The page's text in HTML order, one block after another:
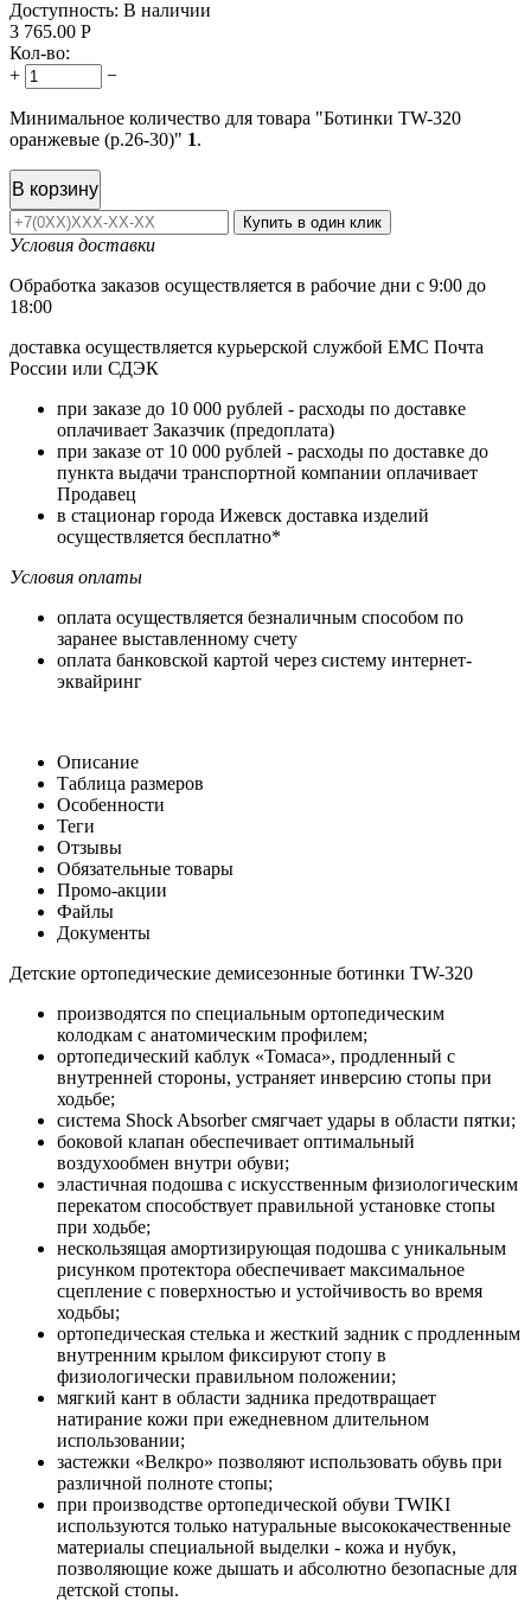
Доступность: В наличии
3 765.00 Р
Кол-во:
+
−
Минимальное количество для товара "Ботинки TW-320
оранжевые (р.26-30)" 1.
В корзину
Купить в один клик
Условия доставки
Обработка заказов осуществляется в рабочие дни с 9:00 до
18:00
доставка осуществляется курьерской службой ЕМС Почта
России или СДЭК
при заказе до 10 000 рублей - расходы по доставке
оплачивает Заказчик (предоплата)
при заказе от 10 000 рублей - расходы по доставке до
пункта выдачи транспортной компании оплачивает
Продавец
в стационар города Ижевск доставка изделий
осуществляется бесплатно*
Условия оплаты
оплата осуществляется безналичным способом по
заранее выставленному счету
оплата банковской картой через систему интернет-
эквайринг
Описание
Таблица размеров
Особенности
Теги
Отзывы
Обязательные товары
Промо-акции
Файлы
Документы
Детские ортопедические демисезонные ботинки TW-320
производятся по специальным ортопедическим
колодкам с анатомическим профилем;
ортопедический каблук «Томаса», продленный с
внутренней стороны, устраняет инверсию стопы при
ходьбе;
система Shock Absorber смягчает удары в области пятки;
боковой клапан обеспечивает оптимальный
воздухообмен внутри обуви;
эластичная подошва с искусственным физиологическим
перекатом способствует правильной установке стопы
при ходьбе;
нескользящая амортизирующая подошва с уникальным
рисунком протектора обеспечивает максимальное
сцепление с поверхностью и устойчивость во время
ходьбы;
ортопедическая стелька и жесткий задник с продленным
внутренним крылом фиксируют стопу в
физиологически правильном положении;
мягкий кант в области задника предотвращает
натирание кожи при ежедневном длительном
использовании;
застежки «Велкро» позволяют использовать обувь при
различной полноте стопы;
при производстве ортопедической обуви TWIKI
используются только натуральные высококачественные
материалы специальной выделки - кожа и нубук,
позволяющие коже дышать и абсолютно безопасные для
детской стопы.